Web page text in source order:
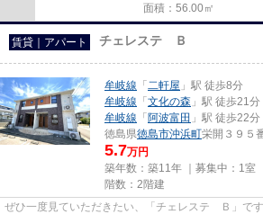
面積：56.00㎡
賃貸｜アパート チェレステ Ｂ
牟岐線 「 二軒屋 」駅 徒歩8分
牟岐線 「 文化の森 」駅 徒歩21分
牟岐線 「 阿波富田 」駅 徒歩22分
徳島県徳島市沖浜町栄開３９５
5.7万円
築年数：築11年 ｜募集中： 1室
階数：2階建
ぜひ一度見ていただきたい、「チェレステ Ｂ」で